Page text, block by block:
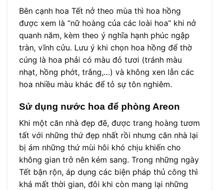
Bên cạnh hoa Tết nở theo mùa thì hoa hồng
được xem là “nữ hoàng của các loài hoa” khi nở
quanh năm, kèm theo ý nghĩa hạnh phúc ngập
tràn, vĩnh cửu. Lưu ý khi chọn hoa hồng để thờ
cúng là hoa phải có màu đỏ tươi (tránh màu
nhạt, hồng phớt, trắng,…) và không xen lẫn các
hoa nhiều màu khác để tỏ sự tôn nghiêm.
Sử dụng nước hoa để phòng Areon
Khi một căn nhà đẹp đẽ, được trang hoàng tươm
tất với những thứ đẹp nhất rồi nhưng căn nhà lại
bị ám những thứ mùi hôi khó chịu khiến cho
không gian trở nên kém sang. Trong những ngày
Tết bận rộn, áp dụng các biện pháp thủ công thì
khá mất thời gian, đôi khi còn mang lại những